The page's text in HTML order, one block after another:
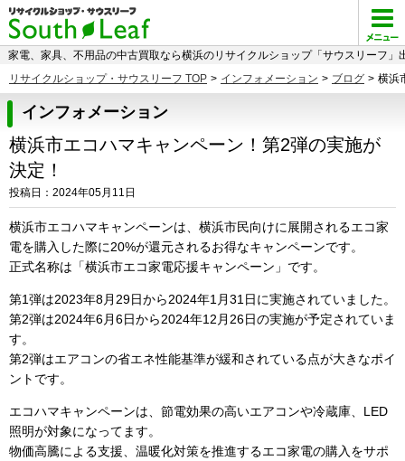
家電、家具、不用品の中古買取なら横浜のリサイクルショップ「サウスリーフ」
リサイクルショップ・サウスリーフ TOP > インフォメーション > ブログ > 横浜
インフォメーション
横浜市エコハマキャンペーン！第2弾の実施が
決定！
投稿日：2024年05月11日
横浜市エコハマキャンペーンは、横浜市民向けに展開されるエコ家
電を購入した際に20%が還元されるお得なキャンペーンです。
正式名称は「横浜市エコ家電応援キャンペーン」です。
第1弾は2023年8月29日から2024年1月31日に実施されていました。
第2弾は2024年6月6日から2024年12月26日の実施が予定されていま
す。
第2弾はエアコンの省エネ性能基準が緩和されている点が大きなポイ
ントです。
エコハマキャンペーンは、節電効果の高いエアコンや冷蔵庫、LED
照明が対象になってます。
物価高騰による支援、温暖化対策を推進するエコ家電の購入をサポ